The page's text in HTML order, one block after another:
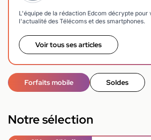
L'équipe de la rédaction Edcom décrypte pour
l'actualité des Télécoms et des smartphones.
Voir tous ses articles
Forfaits mobile Soldes
Notre sélection